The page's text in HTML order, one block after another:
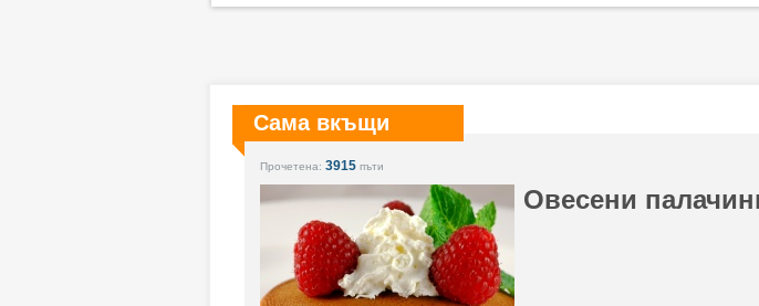
Сама вкъщи
Прочетена: 3915пъти
Овесени